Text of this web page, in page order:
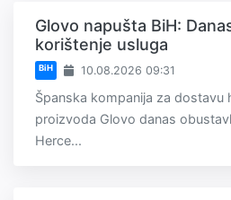
Glovo napušta BiH:
korištenje usluga
BiH 10.08.2026 09:31
Španska kompanija za dostavu
proizvoda Glovo danas
Herce...